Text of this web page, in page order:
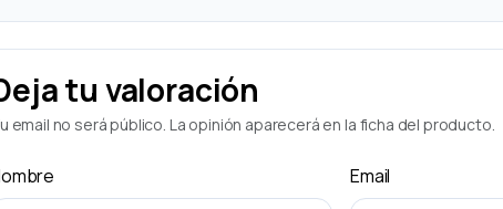
tu valoración
email no será público. La opinión aparecerá en la ficha del producto.
Email